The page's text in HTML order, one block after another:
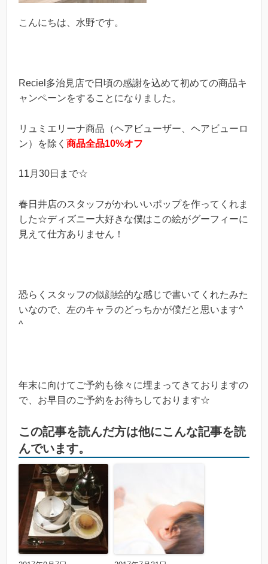
こんにちは、水野です。
Reciel多治見店で日頃の感謝を込めて初めての商品キ
ャンペーンをすることになりました。
リュミエリーナ商品（ヘアビューザー、ヘアビューロ
ン）を除く 商品全品10%オフ
11月30日まで☆
春日井店のスタッフがかわいいポップを作ってくれま
した☆ディズニー大好きな僕はこの絵がグーフィーに
見えて仕方ありません！
恐らくスタッフの似顔絵的な感じで書いてくれたみた
いなので、左のキャラのどっちかが僕だと思います^
^
年末に向けてご予約も徐々に埋まってきておりますの
で、お早目のご予約をお待ちしております☆
この記事を読んだ方は他にこんな記事を読
んでいます。